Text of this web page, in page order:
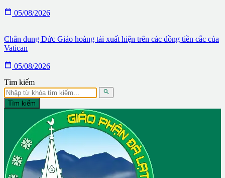
 05/08/2026
Chân dung Đức Giáo hoàng tái xuất hiện trên các đồng tiền cắc của
Vatican
 05/08/2026
Tìm kiếm

Tìm kiếm